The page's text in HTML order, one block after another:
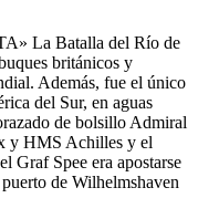
La Batalla del Río de
británicos y
Además, fue el único
del Sur, en aguas
de bolsillo Admiral
y HMS Achilles y el
Graf Spee era apostarse
de Wilhelmshaven